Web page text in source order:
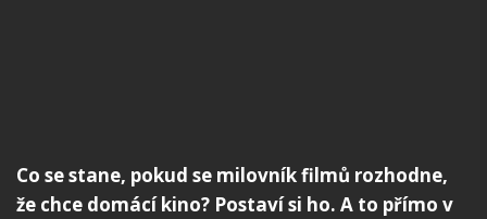
Co se stane, pokud se milovník filmů rozhodne,
že chce domácí kino? Postaví si ho. A to přímo v